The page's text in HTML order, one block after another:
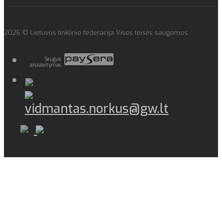
2026 © Lietuvos tinklinio federacija Visos teisės saugomos
Saugus
atsiskaitymas